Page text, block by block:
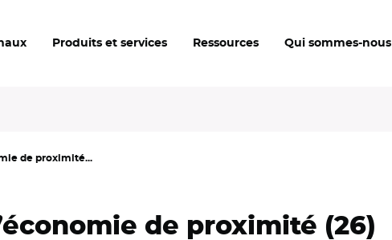
Produits et services Ressources Qui sommes-nous
de proximité...
de proximité (26)